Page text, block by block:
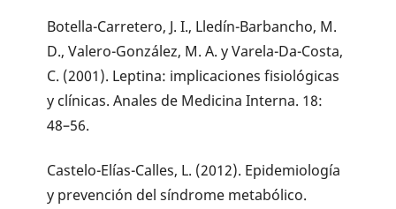
Botella-Carretero, J. I., Lledín-Barbancho, M.
D., Valero-González, M. A. y Varela-Da-Costa,
C. (2001). Leptina: implicaciones fisiológicas
y clínicas. Anales de Medicina Interna. 18:
48–56.
Castelo-Elías-Calles, L. (2012). Epidemiología
y prevención del síndrome metabólico.